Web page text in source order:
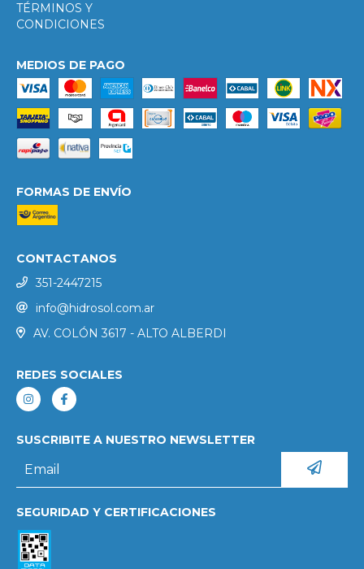
TÉRMINOS Y
CONDICIONES
MEDIOS DE PAGO
FORMAS DE ENVÍO
CONTACTANOS
351-2447215
info@hidrosol.com.ar
AV. COLÓN 3617 - ALTO ALBERDI
REDES SOCIALES
SUSCRIBITE A NUESTRO NEWSLETTER
SEGURIDAD Y CERTIFICACIONES